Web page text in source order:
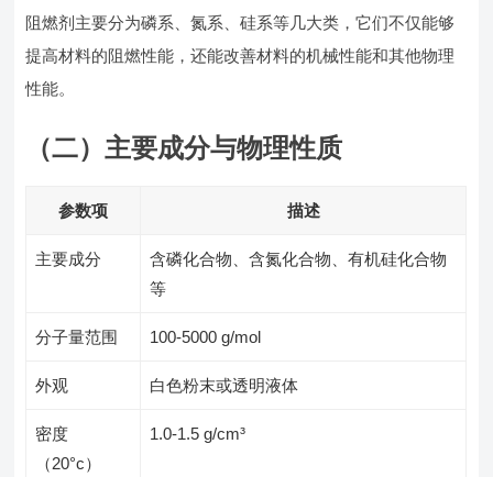
阻燃剂主要分为磷系、氮系、硅系等几大类，它们不仅能够
提高材料的阻燃性能，还能改善材料的机械性能和其他物理
性能。
（二）主要成分与物理性质
参数项 描述
主要成分
含磷化合物、含氮化合物、有机硅化合物
等
分子量范围 100-5000 g/mol
外观 白色粉末或透明液体
密度
（20°c）
1.0-1.5 g/cm³